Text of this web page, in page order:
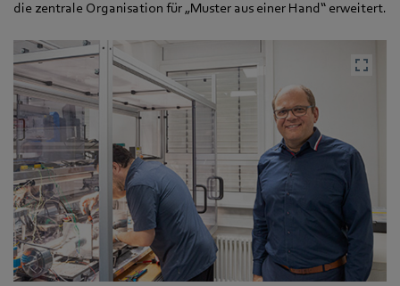
die zentrale Organisation für „Muster aus einer Hand“ erweitert.